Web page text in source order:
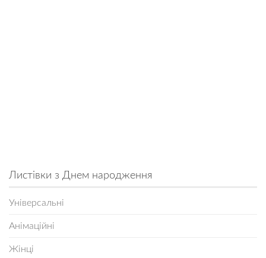
Листівки з Днем народження
Універсальні
Анімаційні
Жінці